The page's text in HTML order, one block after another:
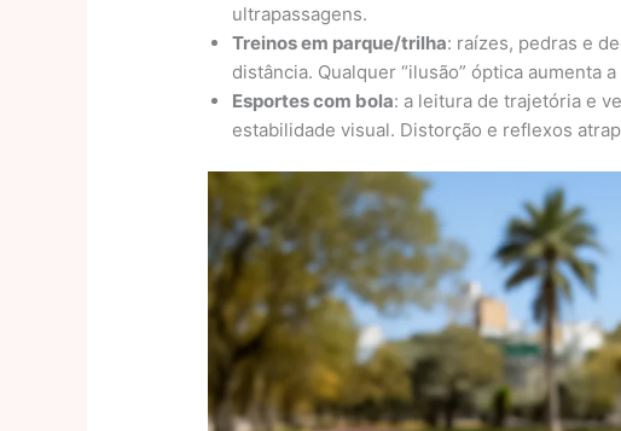
ultrapassagens.
Treinos em parque/trilha: raízes, pedras e
distância. Qualquer “ilusão” óptica aumenta
Esportes com bola: a leitura de trajetória e
estabilidade visual. Distorção e reflexos